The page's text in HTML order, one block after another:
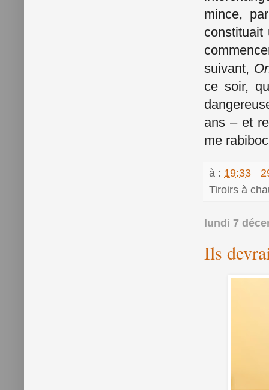
mince,
suivant,
ce soir,
ans – et
me
à : 19:33
Tiroirs à
lundi 7
Ils